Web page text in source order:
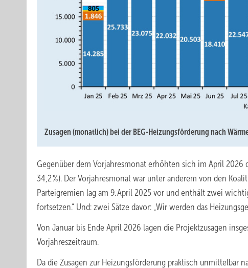
Zusagen (monatlich) bei der BEG-Heizungsförderung nach
Gegenüber dem Vorjahresmonat erhöhten sich im April 2026
34,2 %). Der Vorjahresmonat war unter anderem von den
Parteigremien lag am 9. April 2025 vor und enthält zwei
fortsetzen.“ Und: zwei Sätze davor: „Wir werden das
Von Januar bis Ende April 2026 lagen die Projektzusagen
Vorjahreszeitraum.
Da die Zusagen zur Heizungsförderung praktisch